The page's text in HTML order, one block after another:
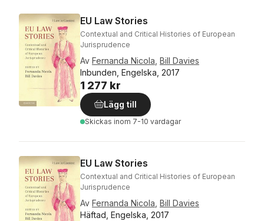
EU Law Stories
Contextual and Critical Histories of European
Jurisprudence
Av Fernanda Nicola Bill Davies
Inbunden, Engelska, 2017
1 277 kr
Lägg till
Skickas inom 7-10 vardagar
EU Law Stories
Contextual and Critical Histories of European
Jurisprudence
Av Fernanda Nicola Bill Davies
Häftad, Engelska, 2017